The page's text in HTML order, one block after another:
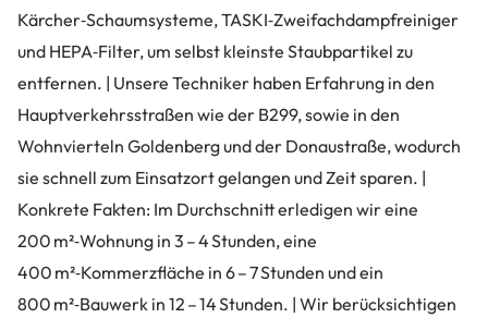
Kärcher‑Schaumsysteme, TASKI‑Zweifachdampfreiniger
und HEPA‑Filter, um selbst kleinste Staubpartikel zu
entfernen. | Unsere Techniker haben Erfahrung in den
Hauptverkehrsstraßen wie der B299, sowie in den
Wohnvierteln Goldenberg und der Donaustraße, wodurch
sie schnell zum Einsatzort gelangen und Zeit sparen. |
Konkrete Fakten: Im Durchschnitt erledigen wir eine
200 m²‑Wohnung in 3 – 4 Stunden, eine
400 m²‑Kommerzfläche in 6 – 7 Stunden und ein
800 m²‑Bauwerk in 12 – 14 Stunden. | Wir berücksichtigen